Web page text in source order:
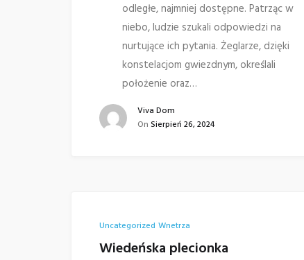
odległe, najmniej dostępne. Patrząc w
niebo, ludzie szukali odpowiedzi na
nurtujące ich pytania. Żeglarze, dzięki
konstelacjom gwiezdnym, określali
położenie oraz…
Viva Dom
On Sierpień 26, 2024
Uncategorized Wnetrza
Wiedeńska plecionka